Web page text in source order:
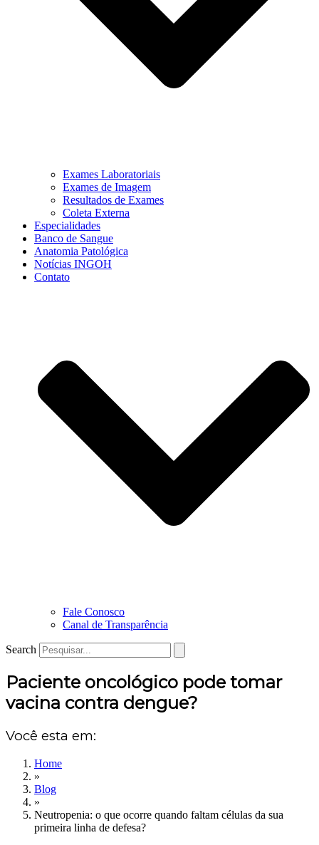
Exames Laboratoriais
Exames de Imagem
Resultados de Exames
Coleta Externa
Especialidades
Banco de Sangue
Anatomia Patológica
Notícias INGOH
Contato
Fale Conosco
Canal de Transparência
Search
Paciente oncológico pode tomar
vacina contra dengue?
Você esta em:
Home
»
Blog
»
Neutropenia: o que ocorre quando faltam células da sua
primeira linha de defesa?